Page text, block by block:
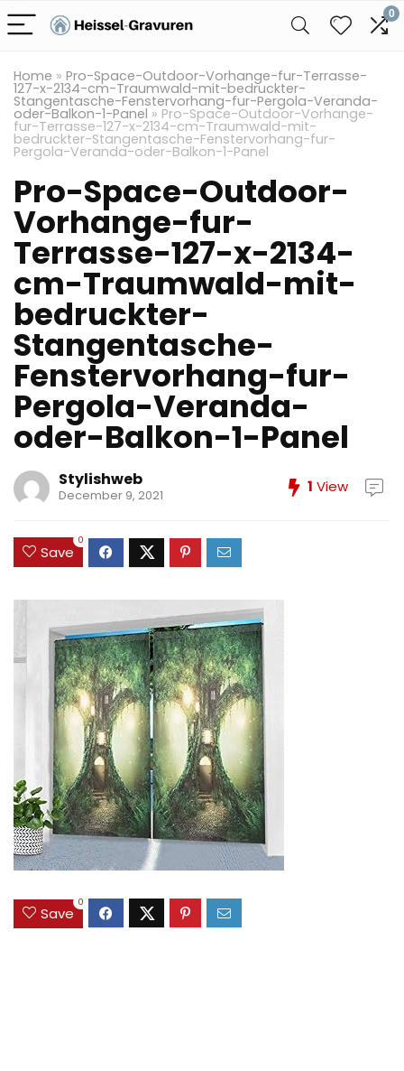
0
Home » Pro-Space-Outdoor-Vorhange-fur-Terrasse-
127-x-2134-cm-Traumwald-mit-bedruckter-
Stangentasche-Fenstervorhang-fur-Pergola-Veranda-
oder-Balkon-1-Panel » Pro-Space-Outdoor-Vorhange-
fur-Terrasse-127-x-2134-cm-Traumwald-mit-
bedruckter-Stangentasche-Fenstervorhang-fur-
Pergola-Veranda-oder-Balkon-1-Panel
Pro-Space-Outdoor-
Vorhange-fur-
Terrasse-127-x-2134-
cm-Traumwald-mit-
bedruckter-
Stangentasche-
Fenstervorhang-fur-
Pergola-Veranda-
oder-Balkon-1-Panel
Stylishweb
December 9, 2021 1 View
Save
0
Save
0